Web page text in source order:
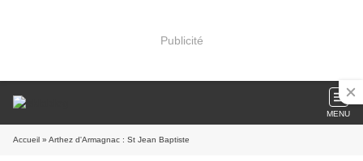
Publicité
MENU
Accueil » Arthez d'Armagnac : St Jean Baptiste